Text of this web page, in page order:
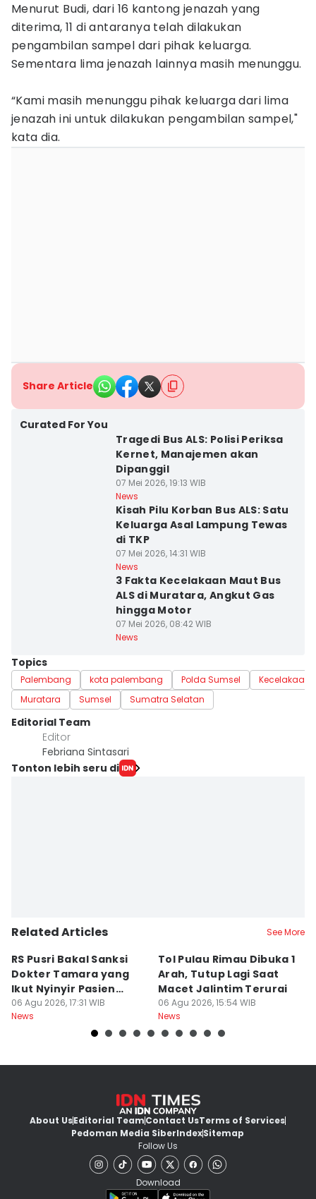
Menurut Budi, dari 16 kantong jenazah yang
diterima, 11 di antaranya telah dilakukan
pengambilan sampel dari pihak keluarga.
Sementara lima jenazah lainnya masih menunggu.
“Kami masih menunggu pihak keluarga dari lima
jenazah ini untuk dilakukan pengambilan sampel,"
kata dia.
Share Article
Curated For You
Tragedi Bus ALS: Polisi Periksa
Kernet, Manajemen akan
Dipanggil
07 Mei 2026, 19:13 WIB
News
Kisah Pilu Korban Bus ALS: Satu
Keluarga Asal Lampung Tewas
di TKP
07 Mei 2026, 14:31 WIB
News
3 Fakta Kecelakaan Maut Bus
ALS di Muratara, Angkut Gas
hingga Motor
07 Mei 2026, 08:42 WIB
News
Topics
Palembang kota palembang Polda Sumsel
Kecelakaan
Muratara
Sumsel Sumatra Selatan
Editorial Team
Editor
Febriana Sintasari
Tonton lebih seru di
Related Articles See More
RS Pusri Bakal Sanksi
Dokter Tamara yang
Ikut Nyinyir Pasien
Yurizal
06 Agu 2026, 17:31 WIB
News
Tol Pulau Rimau Dibuka 1
Arah, Tutup Lagi Saat
Macet Jalintim Terurai
06 Agu 2026, 15:54 WIB
News
About UsEditorial TeamContact UsTerms of Services
Pedoman Media SiberIndexSitemap
Follow Us
Download